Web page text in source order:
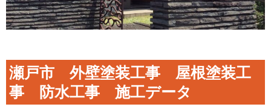
瀬戸市 外壁塗装工事 屋根塗装工
事 防水工事 施工データ